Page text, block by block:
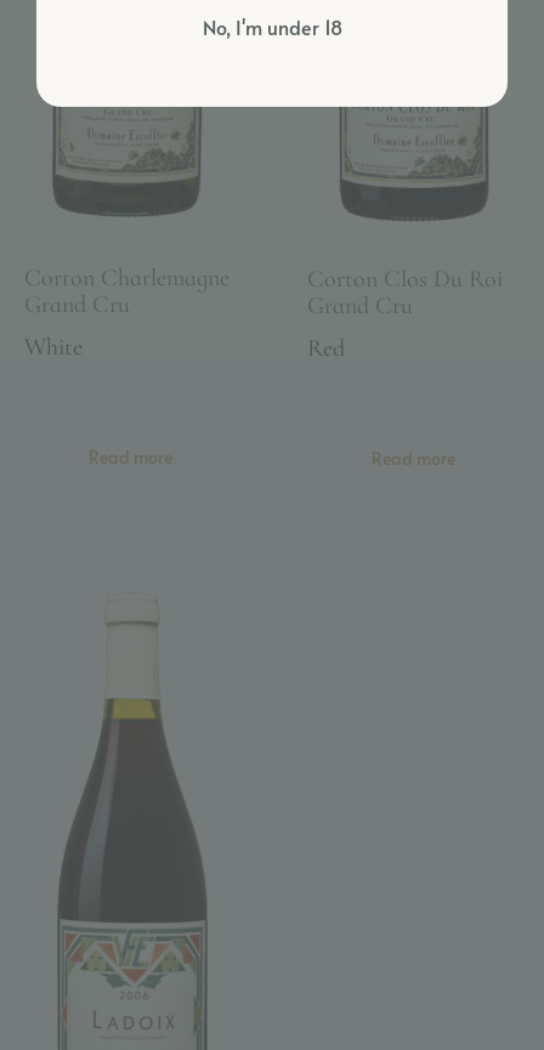
Corton Charlemagne
Grand Cru
White
Read more
Corton Clos Du Roi
Grand Cru
Red
Read more
No, I'm under 18